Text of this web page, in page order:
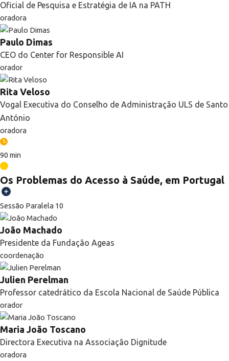
Oficial de Pesquisa e Estratégia de IA na PATH
oradora
Paulo Dimas
CEO do Center for Responsible AI
orador
Rita Veloso
Vogal Executiva do Conselho de Administração ULS de Santo
António
oradora
90 min
Os Problemas do Acesso à Saúde, em Portugal
Sessão Paralela 10
João Machado
Presidente da Fundação Ageas
coordenação
Julien Perelman
Professor catedrático da Escola Nacional de Saúde Pública
orador
Maria João Toscano
Directora Executiva na Associação Dignitude
oradora